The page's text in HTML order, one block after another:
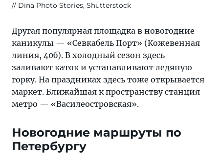
Dina Photo Stories, Shutterstock
Другая популярная площадка в новогодние
каникулы — «Севкабель Порт» (Кожевенная
линия, 40б). В холодный сезон здесь
заливают каток и устанавливают ледяную
горку. На праздниках здесь тоже открывается
маркет. Ближайшая к пространству станция
метро — «Василеостровская».
Новогодние маршруты по
Петербургу